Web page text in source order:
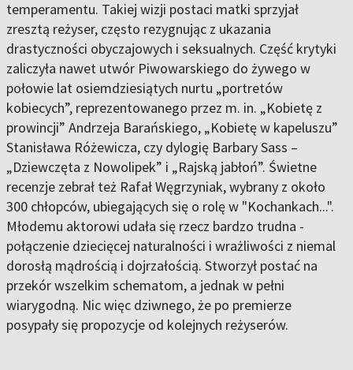
temperamentu. Takiej wizji postaci matki sprzyjał
zresztą reżyser, często rezygnując z ukazania
drastyczności obyczajowych i seksualnych. Część krytyki
zaliczyła nawet utwór Piwowarskiego do żywego w
połowie lat osiemdziesiątych nurtu „portretów
kobiecych”, reprezentowanego przez m. in. „Kobietę z
prowincji” Andrzeja Barańskiego, „Kobietę w kapeluszu”
Stanisława Różewicza, czy dylogię Barbary Sass –
„Dziewczęta z Nowolipek” i „Rajską jabłoń”. Świetne
recenzje zebrał też Rafał Węgrzyniak, wybrany z około
300 chłopców, ubiegających się o rolę w "Kochankach...".
Młodemu aktorowi udała się rzecz bardzo trudna -
połączenie dziecięcej naturalności i wrażliwości z niemal
dorosłą mądrością i dojrzałością. Stworzył postać na
przekór wszelkim schematom, a jednak w pełni
wiarygodną. Nic więc dziwnego, że po premierze
posypały się propozycje od kolejnych reżyserów.